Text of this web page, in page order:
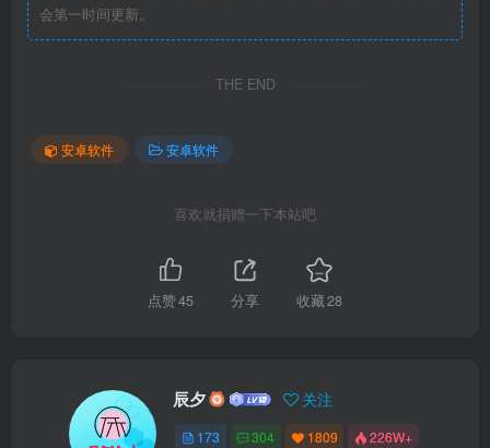
会第一时间更新。
THE END
安卓软件 安卓软件
喜欢就捐赠一下本站吧
点赞45 分享 收藏28
辰夕 关注
173 304 1809 226W+